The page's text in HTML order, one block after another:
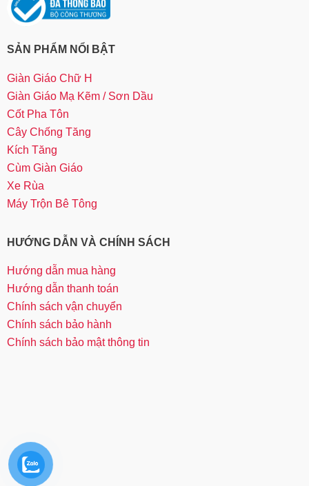
SẢN PHẨM NỔI BẬT
Giàn Giáo Chữ H
Giàn Giáo Mạ Kẽm / Sơn Dầu
Cốt Pha Tôn
Cây Chống Tăng
Kích Tăng
Cùm Giàn Giáo
Xe Rùa
Máy Trộn Bê Tông
HƯỚNG DẪN VÀ CHÍNH SÁCH
Hướng dẫn mua hàng
Hướng dẫn thanh toán
Chính sách vận chuyển
Chính sách bảo hành
Chính sách bảo mật thông tin